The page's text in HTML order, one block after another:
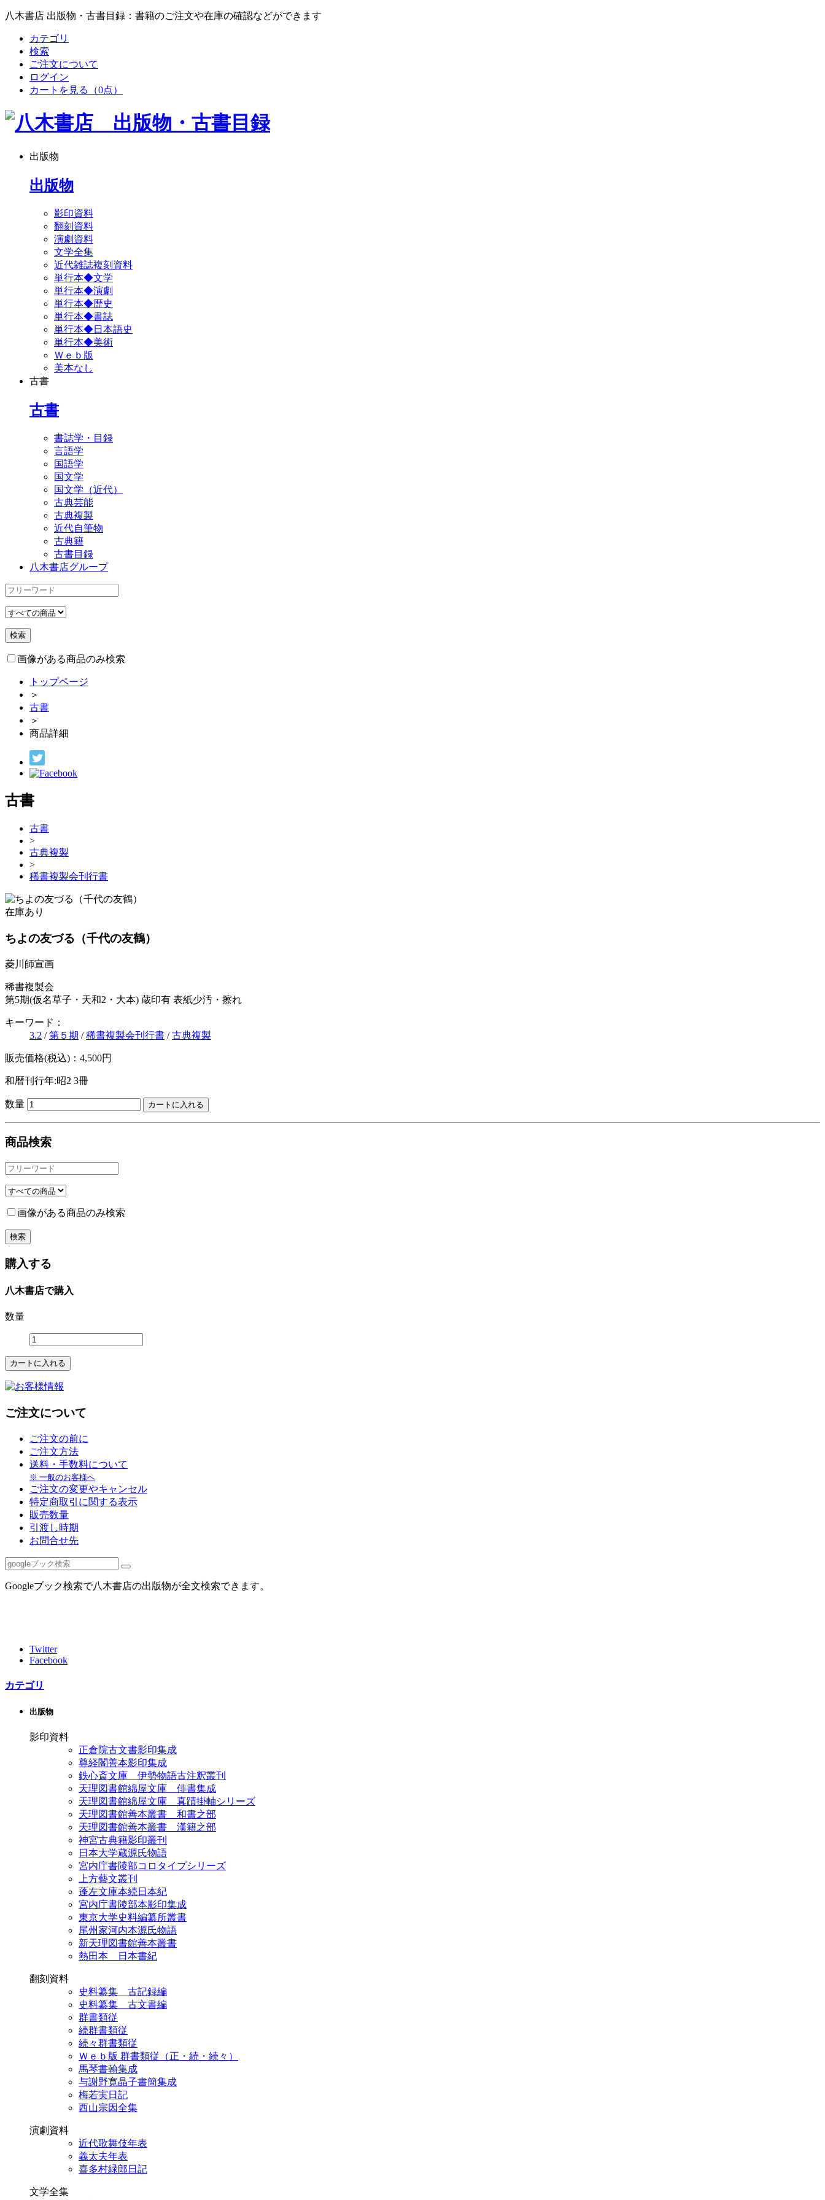
八木書店 出版物・古書目録：書籍のご注文や在庫の確認などができます
カテゴリ
検索
ご注文について
ログイン
カートを見る
（0点）
出版物
出版物
影印資料
翻刻資料
演劇資料
文学全集
近代雑誌複刻資料
単行本◆文学
単行本◆演劇
単行本◆歴史
単行本◆書誌
単行本◆日本語史
単行本◆美術
Ｗｅｂ版
美本なし
古書
古書
書誌学・目録
言語学
国語学
国文学
国文学（近代）
古典芸能
古典複製
近代自筆物
古典籍
古書目録
八木書店グループ
画像がある商品のみ検索
トップページ
＞
古書
＞
商品詳細
古書
古書
>
古典複製
>
稀書複製会刊行書
在庫あり
ちよの友づる（千代の友鶴）
菱川師宣画
稀書複製会
第5期(仮名草子・天和2・大本) 蔵印有 表紙少汚・擦れ
キーワード：
3.2 /第５期 /稀書複製会刊行書 /古典複製
販売価格(税込)：4,500円
和暦刊行年:昭2 3冊
数量
商品検索
画像がある商品のみ検索
購入する
八木書店で購入
数量
ご注文について
ご注文の前に
ご注文方法
送料・手数料について
※ 一般のお客様へ
ご注文の変更やキャンセル
特定商取引に関する表示
販売数量
引渡し時期
お問合せ先
Googleブック検索で八木書店の出版物が全文検索できます。
Twitter
Facebook
カテゴリ
出版物
影印資料
正倉院古文書影印集成
尊経閣善本影印集成
鉄心斎文庫 伊勢物語古注釈叢刊
天理図書館綿屋文庫 俳書集成
天理図書館綿屋文庫 真蹟掛軸シリーズ
天理図書館善本叢書 和書之部
天理図書館善本叢書 漢籍之部
神宮古典籍影印叢刊
日本大学蔵源氏物語
宮内庁書陵部コロタイプシリーズ
上方藝文叢刊
蓬左文庫本続日本紀
宮内庁書陵部本影印集成
東京大学史料編纂所叢書
尾州家河内本源氏物語
新天理図書館善本叢書
熱田本 日本書紀
翻刻資料
史料纂集 古記録編
史料纂集 古文書編
群書類従
続群書類従
続々群書類従
Ｗｅｂ版 群書類従（正・続・続々）
馬琴書翰集成
与謝野寛晶子書簡集成
梅若実日記
西山宗因全集
演劇資料
近代歌舞伎年表
義太夫年表
喜多村緑郎日記
文学全集